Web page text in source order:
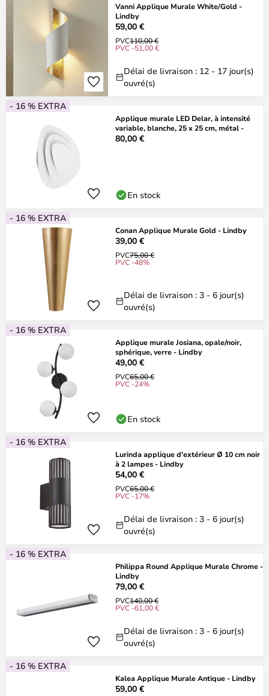
Vanni Applique Murale White/Gold -
Lindby
59,00 €
PVC110,00 €
PVC -51,00 €
Délai de livraison : 12 - 17 jour(s)
ouvré(s)
- 16 % EXTRA
Applique murale LED Delar, à intensité
variable, blanche, 25 x 25 cm, métal -
80,00 €
En stock
- 16 % EXTRA
Conan Applique Murale Gold - Lindby
39,00 €
PVC75,00 €
PVC -48%
Délai de livraison : 3 - 6 jour(s)
ouvré(s)
- 16 % EXTRA
Applique murale Josiana, opale/noir,
sphérique, verre - Lindby
49,00 €
PVC65,00 €
PVC -24%
En stock
- 16 % EXTRA
Lurinda applique d'extérieur Ø 10 cm noir
à 2 lampes - Lindby
54,00 €
PVC65,00 €
PVC -17%
Délai de livraison : 3 - 6 jour(s)
ouvré(s)
- 16 % EXTRA
Philippa Round Applique Murale Chrome -
Lindby
79,00 €
PVC140,00 €
PVC -61,00 €
Délai de livraison : 3 - 6 jour(s)
ouvré(s)
- 16 % EXTRA
Kalea Applique Murale Antique - Lindby
59,00 €